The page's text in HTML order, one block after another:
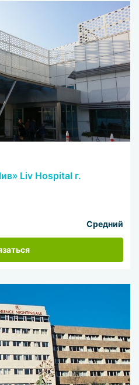
Liv Hospital г.
Средний